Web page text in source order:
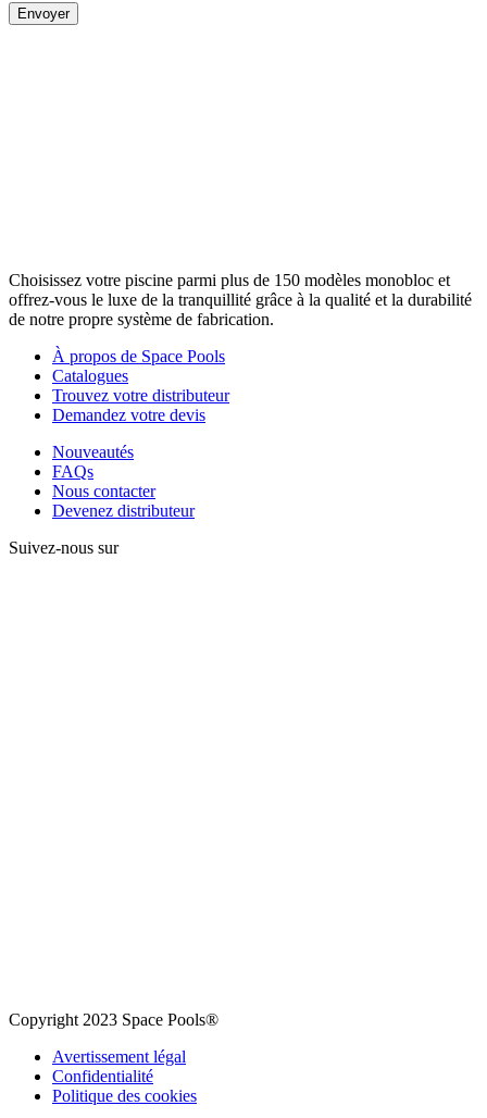
Choisissez votre piscine parmi plus de 150 modèles monobloc et
offrez-vous le luxe de la tranquillité grâce à la qualité et la durabilité
de notre propre système de fabrication.
À propos de Space Pools
Catalogues
Trouvez votre distributeur
Demandez votre devis
Nouveautés
FAQs
Nous contacter
Devenez distributeur
Suivez-nous sur
Copyright 2023 Space Pools®
Avertissement légal
Confidentialité
Politique des cookies